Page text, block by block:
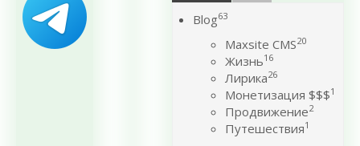
Blog63
Maxsite CMS20
Жизнь16
Лирика26
Монетизация $$$1
Продвижение2
Путешествия1